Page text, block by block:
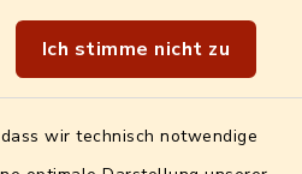
Ich stimme nicht zu
wir technisch notwendige